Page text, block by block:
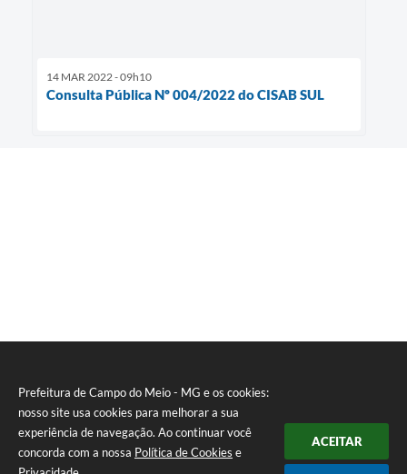
Prefeitura de Campo do Meio - MG e os cookies:
nosso site usa cookies para melhorar a sua
experiência de navegação. Ao continuar você
concorda com a nossa Política de Cookies e
ACEITAR
14 MAR 2022 - 09h10
Consulta Pública Nº 004/2022 do CISAB SUL